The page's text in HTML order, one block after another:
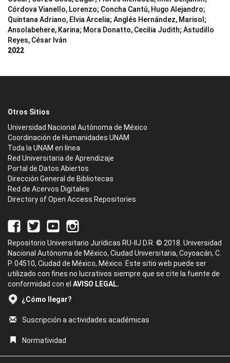
Córdova Vianello, Lorenzo; Concha Cantú, Hugo Alejandro;
Quintana Adriano, Elvia Arcelia; Anglés Hernández, Marisol ;
Ansolabehere, Karina; Mora Donatto, Cecilia Judith; Astudillo
Reyes, César Iván
2022
Otros Sitios
Universidad Nacional Autónoma de México
Coordinación de Humanidades UNAM
Toda la UNAM en línea
Red Universitaria de Aprendizaje
Portal de Datos Abiertos
Dirección General de Bibliotecas
Red de Acervos Digitales
Directory of Open Access Repositories
Repositorio Universitario Jurídicas RU-IIJ D.R. © 2018. Universidad
Nacional Autónoma de México, Ciudad Universitaria, Coyoacán, C.
P. 04510, Ciudad de México, México. Este sitio web puede ser
utilizado con fines no lucrativos siempre que se cite la fuente de
conformidad con el AVISO LEGAL.
¿Cómo llegar?
Suscripción a actividades académicas
Normatividad